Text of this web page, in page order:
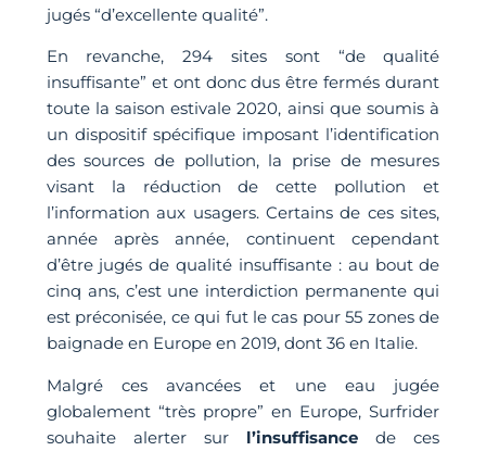
jugés “d’excellente qualité”.
En revanche, 294 sites sont “de qualité
insuffisante” et ont donc dus être fermés durant
toute la saison estivale 2020, ainsi que soumis à
un dispositif spécifique imposant l’identification
des sources de pollution, la prise de mesures
visant la réduction de cette pollution et
l’information aux usagers. Certains de ces sites,
année après année, continuent cependant
d’être jugés de qualité insuffisante : au bout de
cinq ans, c’est une interdiction permanente qui
est préconisée, ce qui fut le cas pour 55 zones de
baignade en Europe en 2019, dont 36 en Italie.
Malgré ces avancées et une eau jugée
globalement “très propre” en Europe, Surfrider
souhaite alerter surl’insuffisance de ces